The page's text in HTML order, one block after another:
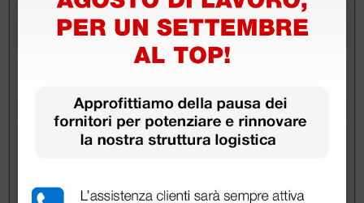
Chiedi a un collega
Hai ancora qualche dubbio? Vuoi ulteriori
Invia ora la tua domanda ai colleghi che hanno già
acquistato questo prodotto.